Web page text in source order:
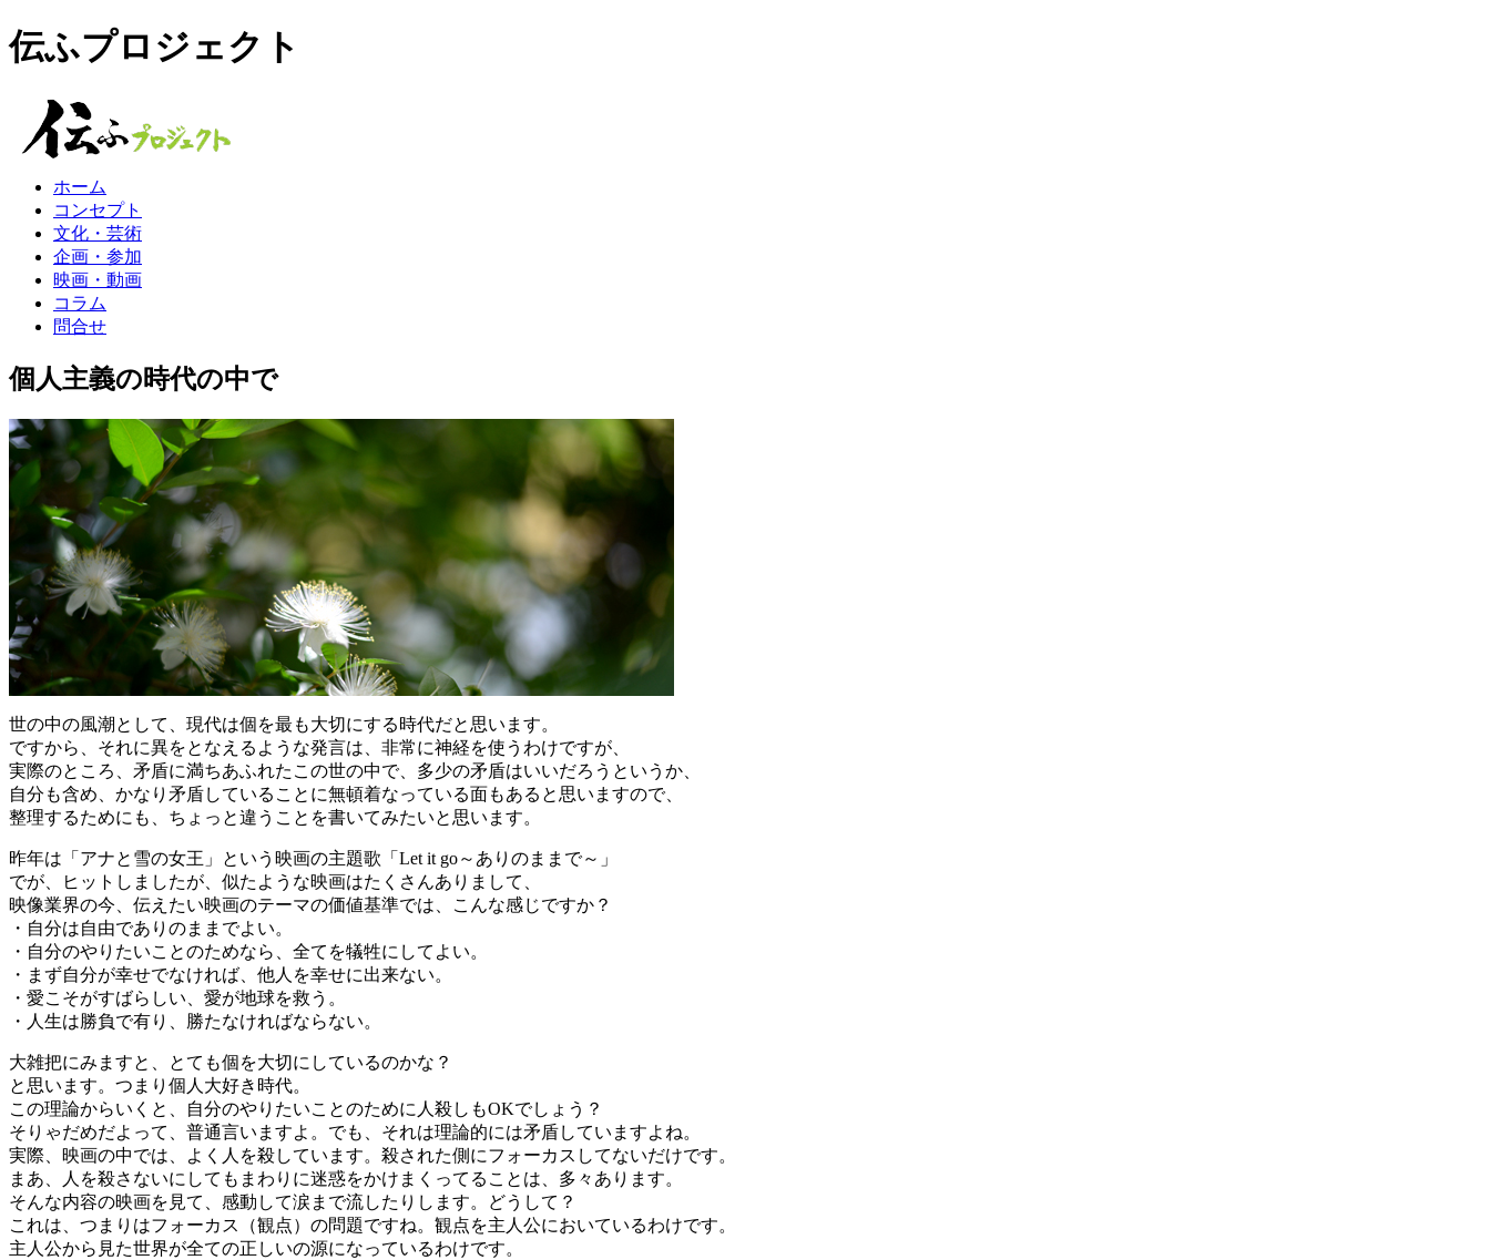
伝ふプロジェクト
ホーム
コンセプト
文化・芸術
企画・参加
映画・動画
コラム
問合せ
個人主義の時代の中で
世の中の風潮として、現代は個を最も大切にする時代だと思います。
ですから、それに異をとなえるような発言は、非常に神経を使うわけですが、
実際のところ、矛盾に満ちあふれたこの世の中で、多少の矛盾はいいだろうというか、
自分も含め、かなり矛盾していることに無頓着なっている面もあると思いますので、
整理するためにも、ちょっと違うことを書いてみたいと思います。
昨年は「アナと雪の女王」という映画の主題歌「Let it go～ありのままで～」
でが、ヒットしましたが、似たような映画はたくさんありまして、
映像業界の今、伝えたい映画のテーマの価値基準では、こんな感じですか？
・自分は自由でありのままでよい。
・自分のやりたいことのためなら、全てを犠牲にしてよい。
・まず自分が幸せでなければ、他人を幸せに出来ない。
・愛こそがすばらしい、愛が地球を救う。
・人生は勝負で有り、勝たなければならない。
大雑把にみますと、とても個を大切にしているのかな？
と思います。つまり個人大好き時代。
この理論からいくと、自分のやりたいことのために人殺しもOKでしょう？
そりゃだめだよって、普通言いますよ。でも、それは理論的には矛盾していますよね。
実際、映画の中では、よく人を殺しています。殺された側にフォーカスしてないだけです。
まあ、人を殺さないにしてもまわりに迷惑をかけまくってることは、多々あります。
そんな内容の映画を見て、感動して涙まで流したりします。どうして？
これは、つまりはフォーカス（観点）の問題ですね。観点を主人公においているわけです。
主人公から見た世界が全ての正しいの源になっているわけです。